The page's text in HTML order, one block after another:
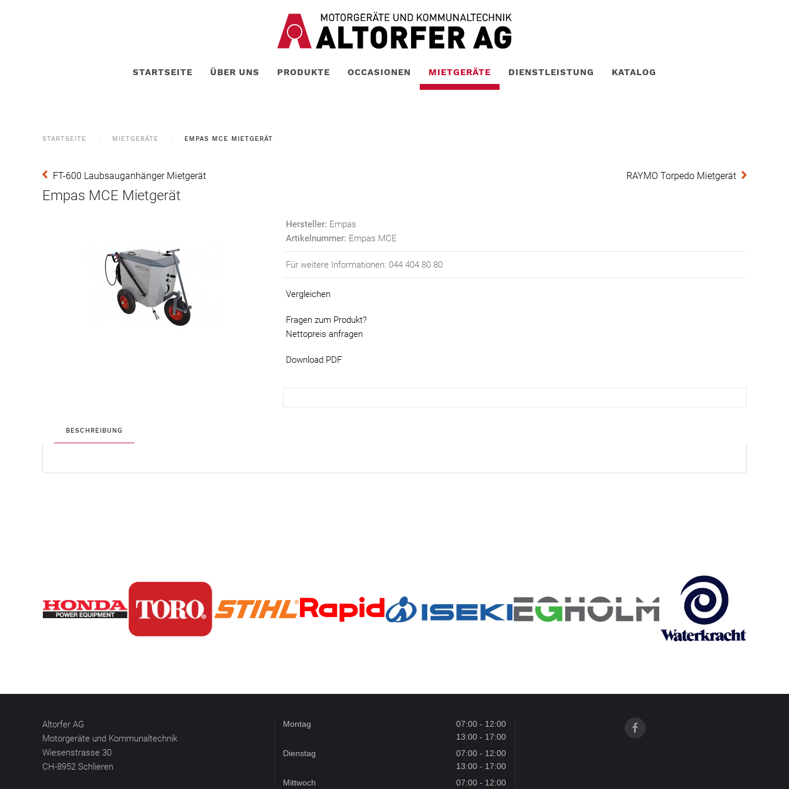
STARTSEITE ÜBER UNS PRODUKTE OCCASIONEN MIETGERÄTE DIENSTLEISTUNG KATALOG
STARTSEITE MIETGERÄTE EMPAS MCE MIETGERÄT
FT-600 Laubsauganhänger Mietgerät RAYMO Torpedo Mietgerät
Empas MCE Mietgerät
Hersteller: Empas
Artikelnummer: Empas MCE
Für weitere Informationen: 044 404 80 80
Vergleichen
Fragen zum Produkt?
Nettopreis anfragen
Download PDF
BESCHREIBUNG
Altorfer AG
Motorgeräte und Kommunaltechnik
Wiesenstrasse 30
CH-8952 Schlieren
Montag
07:00 - 12:00
13:00 - 17:00
Dienstag
07:00 - 12:00
13:00 - 17:00
Mittwoch
07:00 - 12:00